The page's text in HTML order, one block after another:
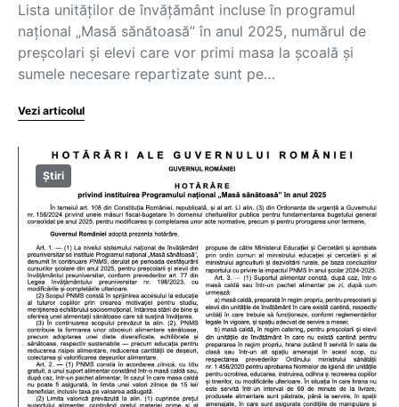
Lista unităților de învățământ incluse în programul
național „Masă sănătoasă” în anul 2025, numărul de
preșcolari și elevi care vor primi masa la școală și
sumele necesare repartizate sunt pe…
Vezi articolul
Știri